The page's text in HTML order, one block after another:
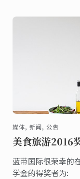
媒体, 新闻, 公告
美食旅游2016
蓝带国际很荣幸的
学金的得奖者为: